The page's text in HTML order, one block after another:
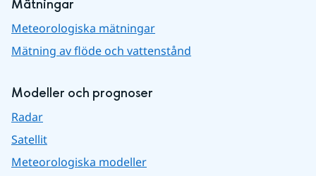
Mätningar
Meteorologiska mätningar
Mätning av flöde och vattenstånd
Modeller och prognoser
Radar
Satellit
Meteorologiska modeller